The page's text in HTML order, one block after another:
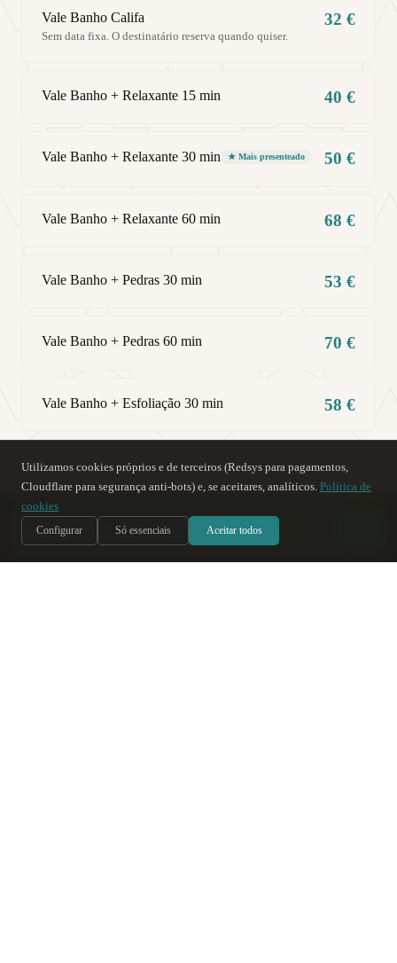
Vale Banho Califa
Sem data fixa. O destinatário reserva quando quiser.
32 €
Vale Banho + Relaxante 15 min 40 €
Vale Banho + Relaxante 30 min ★ Mais presenteado 50 €
Vale Banho + Relaxante 60 min 68 €
Vale Banho + Pedras 30 min 53 €
Vale Banho + Pedras 60 min 70 €
Vale Banho + Esfoliação 30 min 58 €
Vale Banho + Esfoliação 60 min 72 €
ALOJAMENTO + BANHOS
Para 2 pessoas · Quarto duplo · Noite com sessão de banhos incluída
س Soy Sara IA , te ayudo
Utilizamos cookies próprios e de terceiros (Redsys para pagamentos,
Cloudflare para segurança anti-bots) e, se aceitares, analíticos. Política de
cookies
Configurar Só essenciais Aceitar todos